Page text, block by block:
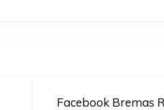
Facebook Bremas